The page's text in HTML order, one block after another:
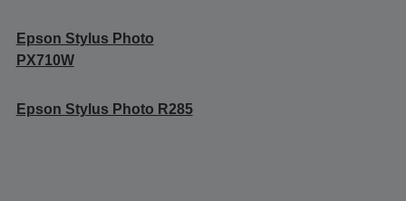
Epson Stylus Photo
PX710W
Epson Stylus Photo R285